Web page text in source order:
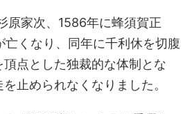
原家次、1586年に蜂須賀正
亡くなり、同年に千利休を切腹
点とした独裁的な体制とな
止められなくなりました。